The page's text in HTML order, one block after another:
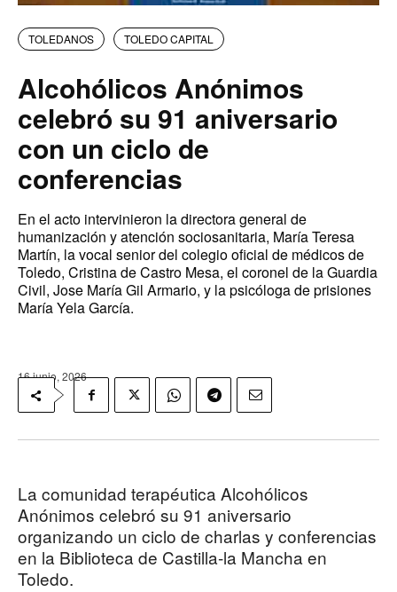
TOLEDANOS TOLEDO CAPITAL
Alcohólicos Anónimos
celebró su 91 aniversario
con un ciclo de
conferencias
En el acto intervinieron la directora general de
humanización y atención sociosanitaria, María Teresa
Martín, la vocal senior del colegio oficial de médicos de
Toledo, Cristina de Castro Mesa, el coronel de la Guardia
Civil, Jose María Gil Armario, y la psicóloga de prisiones
María Yela García.
16 junio, 2026
La comunidad terapéutica Alcohólicos
Anónimos celebró su 91 aniversario
organizando un ciclo de charlas y conferencias
en la Biblioteca de Castilla-la Mancha en
Toledo.